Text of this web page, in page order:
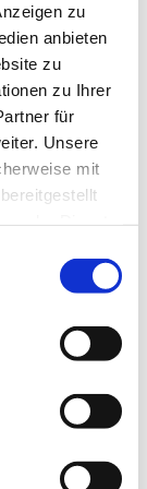
zu
anbieten
zu
zu Ihrer
für
Unsere
mit
Spiele und